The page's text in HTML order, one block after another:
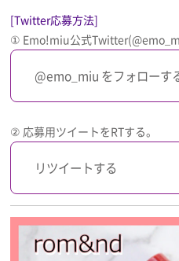
[Twitter応募方法]
① Emo!miu公式
@emo_miu をフォローす
② 応募用ツイートをRTする。
リツイートする